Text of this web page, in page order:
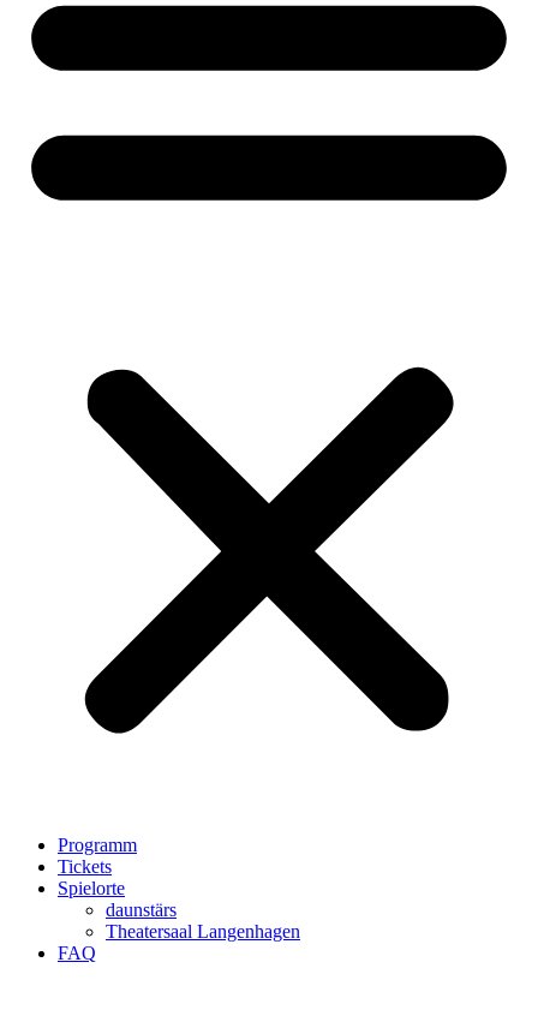
Programm
Tickets
Spielorte
daunstärs
Theatersaal Langenhagen
FAQ